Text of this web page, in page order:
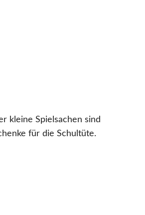
kleine Spielsachen sind
für die Schultüte.